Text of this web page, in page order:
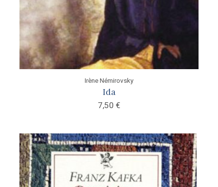
Irène Némirovsky
Ida
7,50 €